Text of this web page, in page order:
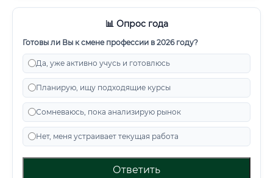
📊 Опрос года
Готовы ли Вы к смене профессии в 2026 году?
Да, уже активно учусь и готовлюсь
Планирую, ищу подходящие курсы
Сомневаюсь, пока анализирую рынок
Нет, меня устраивает текущая работа
Ответить